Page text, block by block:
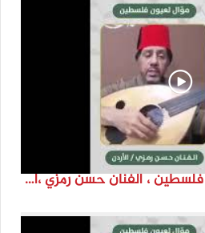
انتماء2021: موال لعيون فلسطين ، الفنان حسن رمزي ،الاردن